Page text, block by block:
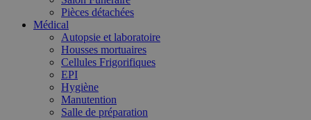
Pièces détachées
Médical
Autopsie et laboratoire
Housses mortuaires
Cellules Frigorifiques
EPI
Hygiène
Manutention
Salle de préparation